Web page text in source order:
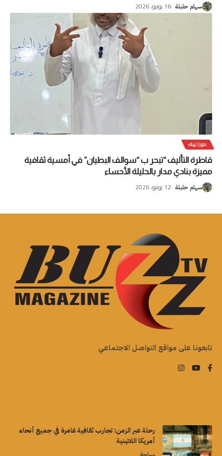
سهام حليلة 16 يونيو، 2026
موزاييك
قاطرة التأليف “تبحر ب “سوالف البطيان” في أمسية ثقافية
مميزة بنادي مدار بالحليلة الأحساء
سهام حليلة 12 يونيو، 2026
تابعونا على مواقع التواصل الاجتماعي
رحلة عبر الزمن: تجارب ثقافية غامرة في جميع أنحاء
أمريكا اللاتينية